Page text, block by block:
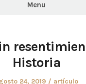
Menu
Historia
24, 2019
Posted
artículo